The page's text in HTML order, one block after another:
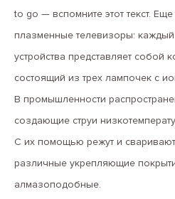
to go — вспомните этот текст.
плазменные телевизоры: каждый
устройства представляет собой
состоящий из трех лампочек с
В промышленности
создающие струи
С их помощью режут и
различные укрепляющие
алмазоподобные.